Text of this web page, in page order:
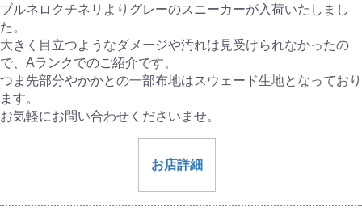
ブルネロクチネリよりグレーのスニーカーが入荷いたしまし
た。
大きく目立つようなダメージや汚れは見受けられなかったの
で、Aランクでのご紹介です。
つま先部分やかかとの一部布地はスウェード生地となっており
ます。
お気軽にお問い合わせくださいませ。
お店詳細